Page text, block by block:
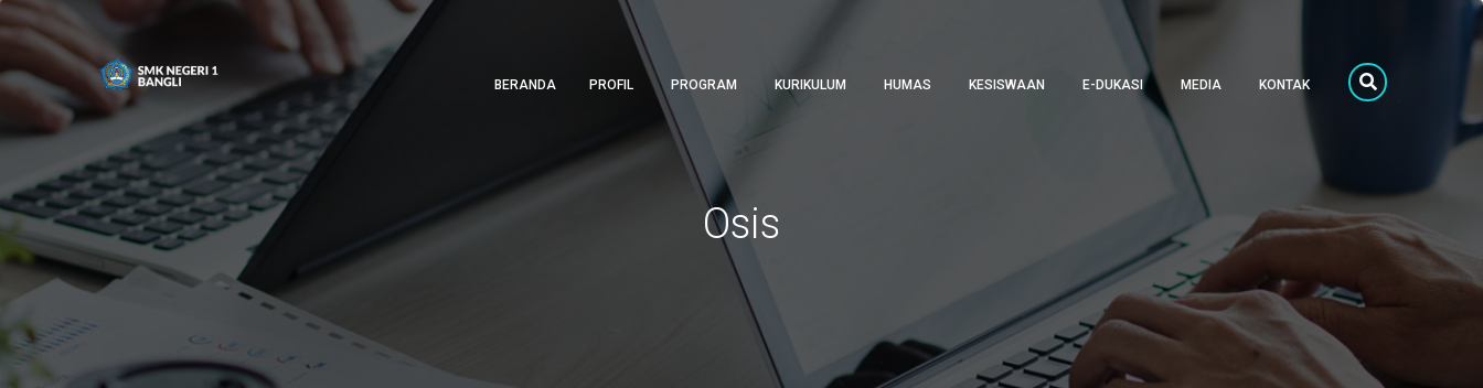
BERANDA PROFIL PROGRAM KURIKULUM HUMAS KESISWAAN E-DUKASI MEDIA KONTAK
Osis